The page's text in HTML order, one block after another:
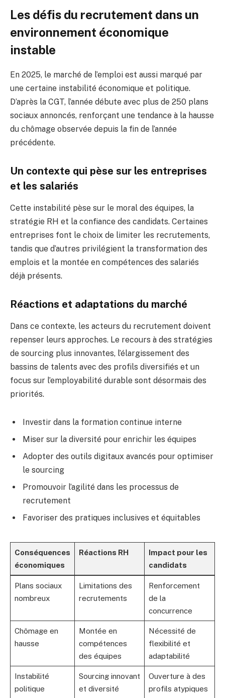
Les défis du recrutement dans un
environnement économique
instable
En 2025, le marché de l’emploi est aussi marqué par
une certaine instabilité économique et politique.
D’après la CGT, l’année débute avec plus de 250 plans
sociaux annoncés, renforçant une tendance à la hausse
du chômage observée depuis la fin de l’année
précédente.
Un contexte qui pèse sur les entreprises
et les salariés
Cette instabilité pèse sur le moral des équipes, la
stratégie RH et la confiance des candidats. Certaines
entreprises font le choix de limiter les recrutements,
tandis que d’autres privilégient la transformation des
emplois et la montée en compétences des salariés
déjà présents.
Réactions et adaptations du marché
Dans ce contexte, les acteurs du recrutement doivent
repenser leurs approches. Le recours à des stratégies
de sourcing plus innovantes, l’élargissement des
bassins de talents avec des profils diversifiés et un
focus sur l’employabilité durable sont désormais des
priorités.
Investir dans la formation continue interne
Miser sur la diversité pour enrichir les équipes
Adopter des outils digitaux avancés pour optimiser
le sourcing
Promouvoir l’agilité dans les processus de
recrutement
Favoriser des pratiques inclusives et équitables
Conséquences
économiques
Réactions RH
Impact pour les
candidats
Plans sociaux
nombreux
Limitations des
recrutements
Renforcement
de la
concurrence
Chômage en
hausse
Montée en
compétences
des équipes
Nécessité de
flexibilité et
adaptabilité
Instabilité
politique
Sourcing innovant
et diversité
Ouverture à des
profils atypiques